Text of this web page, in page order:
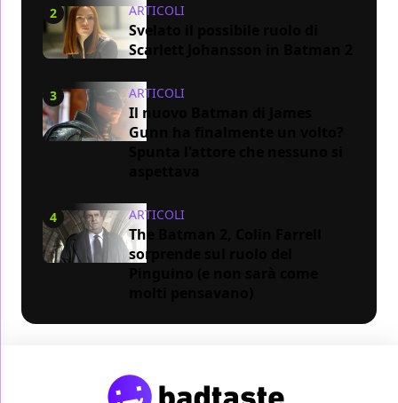
2 ARTICOLI
Svelato il possibile ruolo di
Scarlett Johansson in Batman 2
3 ARTICOLI
Il nuovo Batman di James
Gunn ha finalmente un volto?
4 ARTICOLI
The Batman 2, Colin Farrell
sorprende sul ruolo del